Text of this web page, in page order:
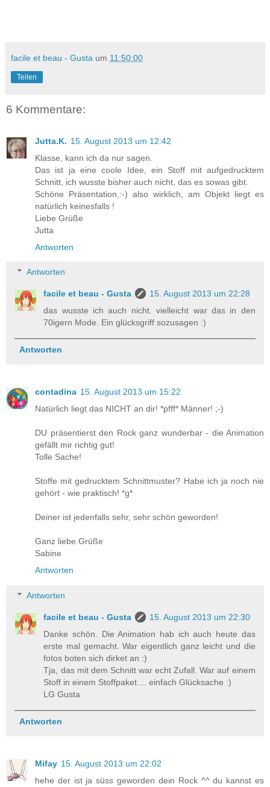
facile et beau - Gusta um 11:50:00
Teilen
6 Kommentare:
Jutta.K. 15. August 2013 um 12:42
Klasse, kann ich da nur sagen.
Das ist ja eine coole Idee, ein Stoff mit aufgedrucktem
Schnitt, ich wusste bisher auch nicht, das es sowas gibt.
Schöne Präsentation,:-) also wirklich, am Objekt liegt es
natürlich keinesfalls !
Liebe Grüße
Jutta
Antworten
Antworten
facile et beau - Gusta
15. August 2013 um 22:28
das wusste ich auch nicht. vielleicht war das in den
70igern Mode. Ein glücksgriff sozusagen :)
Antworten
contadina 15. August 2013 um 15:22
Natürlich liegt das NICHT an dir! *pfff* Männer! ;-)
DU präsentierst den Rock ganz wunderbar - die Animation
gefällt mir richtig gut!
Tolle Sache!
Stoffe mit gedrucktem Schnittmuster? Habe ich ja noch nie
gehört - wie praktisch! *g*
Deiner ist jedenfalls sehr, sehr schön geworden!
Ganz liebe Grüße
Sabine
Antworten
Antworten
facile et beau - Gusta
15. August 2013 um 22:30
Danke schön. Die Animation hab ich auch heute das
erste mal gemacht. War eigentlich ganz leicht und die
fotos boten sich dirket an :)
Tja, das mit dem Schnitt war echt Zufall. War auf einem
Stoff in einem Stoffpaket.... einfach Glücksache :)
LG Gusta
Antworten
Mifay 15. August 2013 um 22:02
hehe der ist ja süss geworden dein Rock ^^ du kannst es